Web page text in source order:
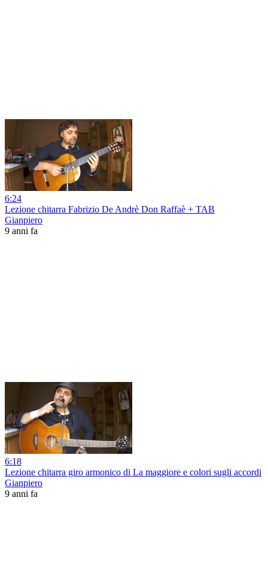
6:24
Lezione chitarra Fabrizio De Andrè Don Raffaè + TAB
Gianpiero
9 anni fa
6:18
Lezione chitarra giro armonico di La maggiore e colori sugli accordi
Gianpiero
9 anni fa